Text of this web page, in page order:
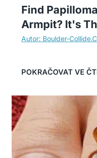
Find
Armpit? It's